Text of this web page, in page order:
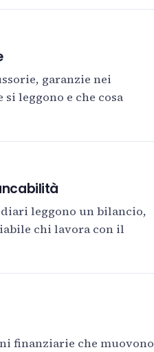
garanzie nei
leggono e che cosa
leggono un bilancio,
chi lavora con il
finanziarie che muovono